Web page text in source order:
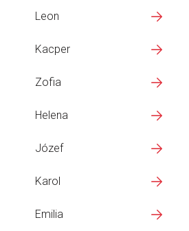
Leon
Kacper
Zofia
Helena
Józef
Karol
Emilia